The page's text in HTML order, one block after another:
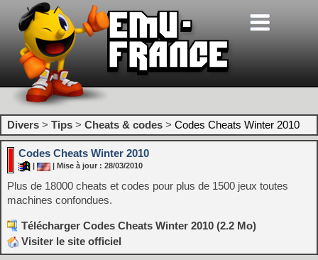
Divers > Tips > Cheats & codes > Codes Cheats Winter 2010
Codes Cheats Winter 2010
| Mise à jour : 28/03/2010
Plus de 18000 cheats et codes pour plus de 1500 jeux toutes
machines confondues.
Télécharger Codes Cheats Winter 2010 (2.2 Mo)
Visiter le site officiel